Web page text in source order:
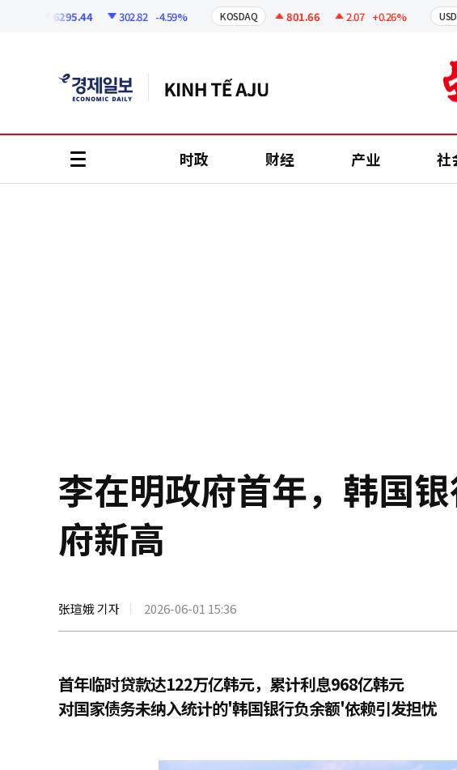
6295.44 302.82 -4.59% KOSDAQ 801.66 2.07 +0.26% USD
时政 财经 产业 社
李在明政府首年，韩国
府新高
张瑄娥 기자 2026-06-01 15:36
首年临时贷款达122万亿韩元，累计利息968亿韩元
对国家债务未纳入统计的'韩国银行负余额'依赖引发担忧